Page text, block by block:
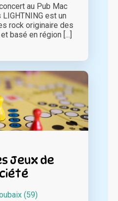
au Pub Mac
est un
rock originaire des
basé en région [...]
Jeux de
(59)